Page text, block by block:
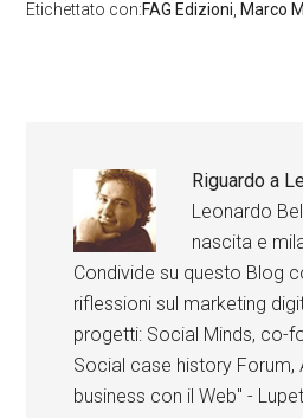
Etichettato con:FAG Edizioni, Marco
Riguardo a
Leonardo
nascita e
Condivide su questo Blog
riflessioni sul marketing
progetti: Social Minds, co-
Social case history Forum,
business con il Web" -